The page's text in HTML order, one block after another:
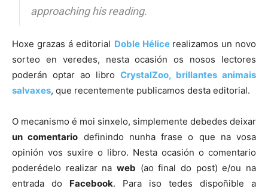
approaching his reading.
Hoxe grazas á editorial Doble Hélice realizamos un novo
sorteo en veredes, nesta ocasión os nosos lectores
poderán optar ao libro CrystalZoo, brillantes animais
salvaxes, que recentemente publicamos desta editorial.
O mecanismo é moi sinxelo, simplemente debedes deixar
un comentario definindo nunha frase o que na vosa
opinión vos suxire o libro. Nesta ocasión o comentario
poderédelo realizar na web (ao final do post) e/ou na
entrada do Facebook. Para iso tedes dispoñible a